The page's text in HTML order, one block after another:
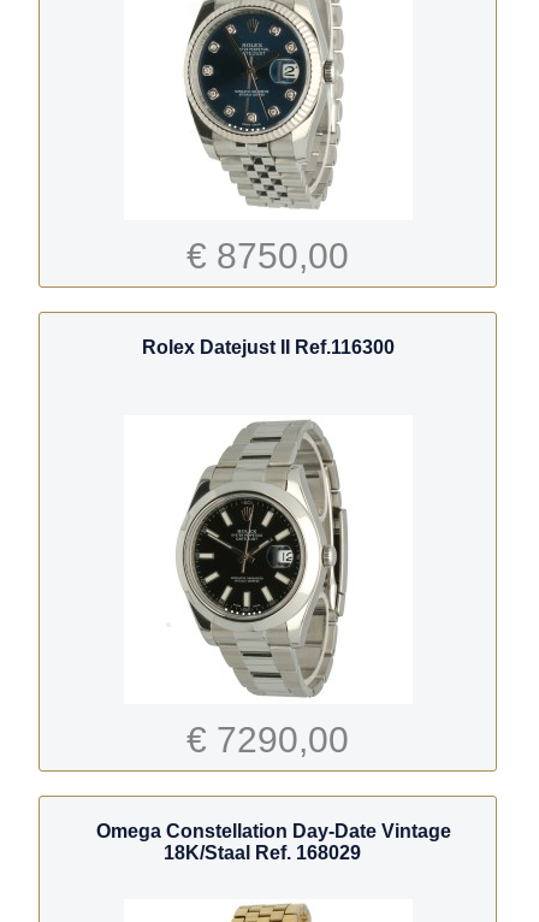
€ 8750,00
Rolex Datejust II Ref.116300
€ 7290,00
Omega Constellation Day-Date Vintage
18K/Staal Ref. 168029